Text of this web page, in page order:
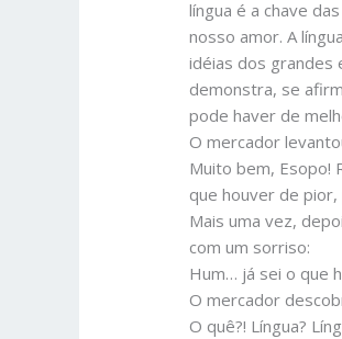
língua é a chave
nosso amor. A
idéias dos grandes
demonstra, se
pode haver de
O mercador
Muito bem, Esopo!
que houver de
Mais uma vez,
com um sorriso:
Hum… já sei o que
O mercador
O quê?! Língua?